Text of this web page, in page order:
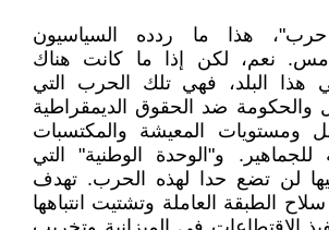
هذا ما ردده السياسيون
نعم، لكن إذا ما كانت هناك
هذا البلد، فهي تلك الحرب التي
والحكومة ضد الحقوق الديمقراطية
المعيشة والمكتسبات
للجماهير. و"الوحدة الوطنية" التي
لن تضع حدا لهذه الحرب. تهدف
الطبقة العاملة وتشتيت انتباهها